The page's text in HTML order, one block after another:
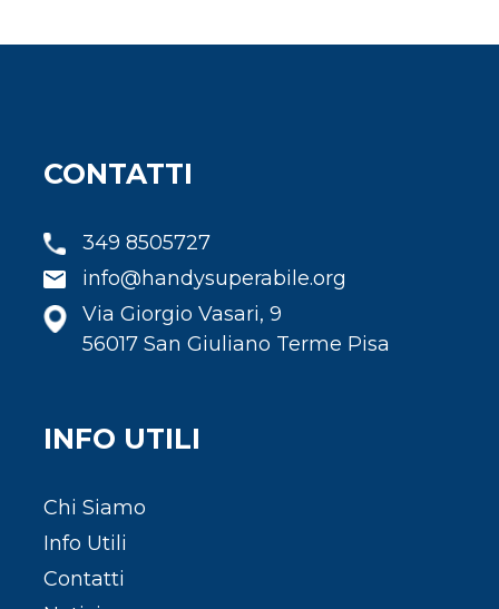
CONTATTI
349 8505727
info@handysuperabile.org
Via Giorgio Vasari, 9
56017 San Giuliano Terme Pisa
INFO UTILI
Chi Siamo
Info Utili
Contatti